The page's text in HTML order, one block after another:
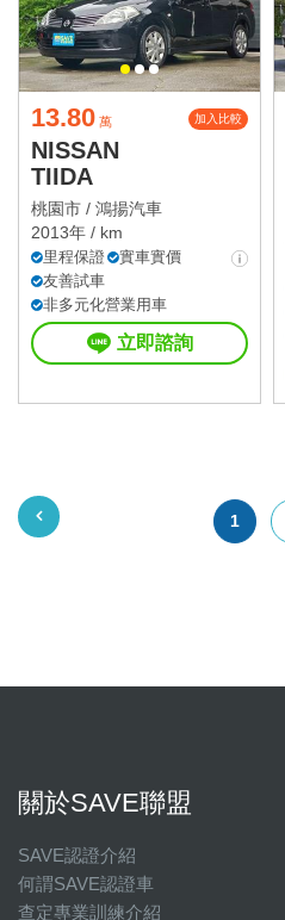
13.80 萬 加入比較
NISSAN
TIIDA
桃園市 / 鴻揚汽車
2013年 / km
里程保證
實車實價
友善試車
非多元化營業用車
立即諮詢
1
關於SAVE聯盟
SAVE認證介紹
何謂SAVE認證車
查定專業訓練介紹